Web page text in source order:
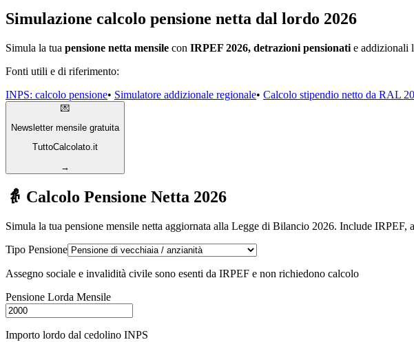
Simulazione calcolo pensione netta dal lordo 2026
Simula la tua pensione netta mensile con IRPEF 2026, detrazioni pensionati e addizionali
Fonti utili e di riferimento:
INPS: calcolo pensione• Simulatore addizionale regionale• Calcolo stipendio netto da RAL
💌
Newsletter mensile gratuita
TuttoCalcolato.it
→
👵 Calcolo Pensione Netta 2026
Simula la tua pensione mensile netta aggiornata alla Legge di Bilancio 2026. Include IRPEF,
Tipo Pensione
Assegno sociale e invalidità civile sono esenti da IRPEF e non richiedono calcolo
Pensione Lorda Mensile
Importo lordo dal cedolino INPS